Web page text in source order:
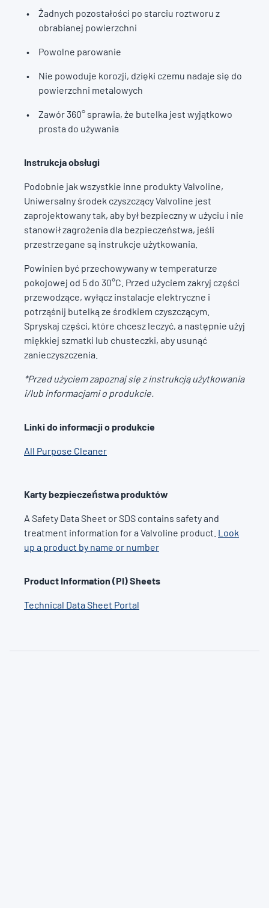
Żadnych pozostałości po starciu roztworu z
obrabianej powierzchni
Powolne parowanie
Nie powoduje korozji, dzięki czemu nadaje się do
powierzchni metalowych
Zawór 360° sprawia, że butelka jest wyjątkowo
prosta do używania
Instrukcja obsługi
Podobnie jak wszystkie inne produkty Valvoline,
Uniwersalny środek czyszczący Valvoline jest
zaprojektowany tak, aby był bezpieczny w użyciu i nie
stanowił zagrożenia dla bezpieczeństwa, jeśli
przestrzegane są instrukcje użytkowania.
Powinien być przechowywany w temperaturze
pokojowej od 5 do 30°C. Przed użyciem zakryj części
przewodzące, wyłącz instalacje elektryczne i
potrząśnij butelką ze środkiem czyszczącym.
Spryskaj części, które chcesz leczyć, a następnie użyj
miękkiej szmatki lub chusteczki, aby usunąć
zanieczyszczenia.
*Przed użyciem zapoznaj się z instrukcją użytkowania
i/lub informacjami o produkcie.
Linki do informacji o produkcie
All Purpose Cleaner
Karty bezpieczeństwa produktów
A Safety Data Sheet or SDS contains safety and
treatment information for a Valvoline product. Look
up a product by name or number
Product Information (PI) Sheets
Technical Data Sheet Portal